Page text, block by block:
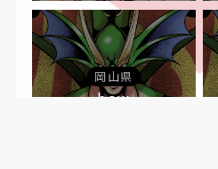
岡山県
bow